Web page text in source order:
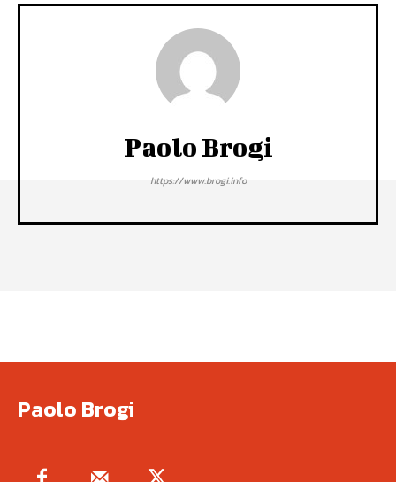
Paolo Brogi
https://www.brogi.info
Paolo Brogi